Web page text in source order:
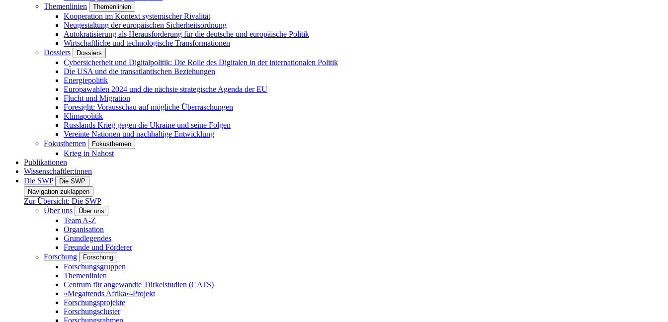
Themenlinien
Themenlinien
Kooperation im Kontext systemischer Rivalität
Neugestaltung der europäischen Sicherheitsordnung
Autokratisierung als Herausforderung für die deutsche und europäische Politik
Wirtschaftliche und technologische Transformationen
Dossiers
Dossiers
Cybersicherheit und Digitalpolitik: Die Rolle des Digitalen in der internationalen Politik
Die USA und die transatlantischen Beziehungen
Energiepolitik
Europawahlen 2024 und die nächste strategische Agenda der EU
Flucht und Migration
Foresight: Vorausschau auf mögliche Überraschungen
Klimapolitik
Russlands Krieg gegen die Ukraine und seine Folgen
Vereinte Nationen und nachhaltige Entwicklung
Fokusthemen
Fokusthemen
Krieg in Nahost
Publikationen
Wissenschaftler:innen
Die SWP
Die SWP
Navigation zuklappen
Zur Übersicht: Die SWP
Über uns
Über uns
Team A-Z
Organisation
Grundlegendes
Freunde und Förderer
Forschung
Forschung
Forschungsgruppen
Themenlinien
Centrum für angewandte Türkeistudien (CATS)
»Megatrends Afrika«-Projekt
Forschungsprojekte
Forschungscluster